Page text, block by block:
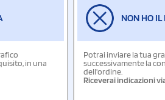
in una
NON HO IL
Potrai inviare la tua
successivamente la
dell'ordine.
Riceverai indicazioni